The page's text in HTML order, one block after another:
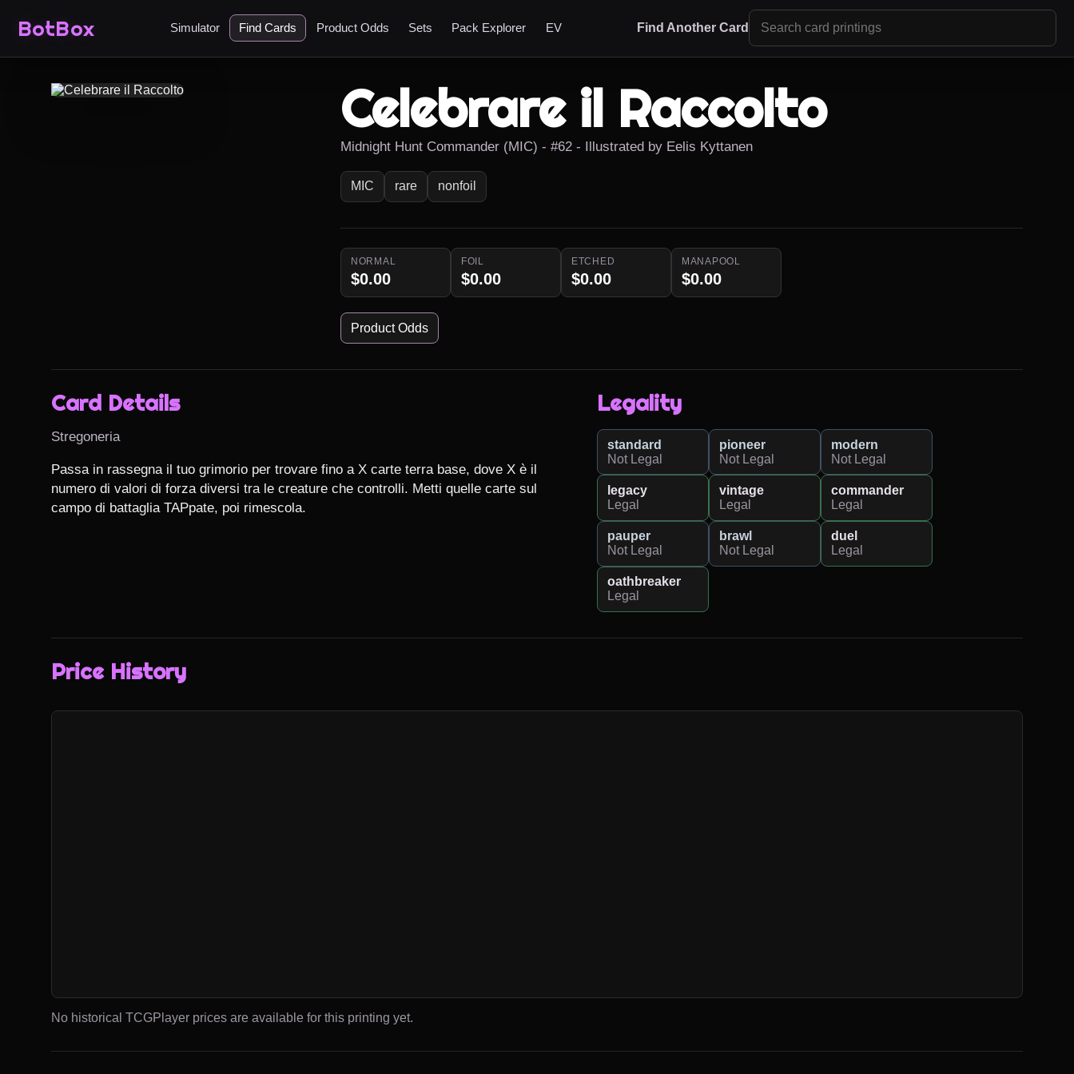
BotBox Simulator Find Cards Product Odds Sets Pack Explorer EV Find Another Card
Celebrare il Raccolto
Midnight Hunt Commander (MIC) - #62 - Illustrated by Eelis Kyttanen
MIC rare nonfoil
NORMAL
$0.00
FOIL
$0.00
ETCHED
$0.00
MANAPOOL
$0.00
Product Odds
Card Details
Stregoneria
Passa in rassegna il tuo grimorio per trovare fino a X carte terra base, dove X è il
numero di valori di forza diversi tra le creature che controlli. Metti quelle carte sul
campo di battaglia TAPpate, poi rimescola.
Legality
standard
Not Legal
pioneer
Not Legal
modern
Not Legal
legacy
Legal
vintage
Legal
commander
Legal
pauper
Not Legal
brawl
Not Legal
duel
Legal
oathbreaker
Legal
Price History
No historical TCGPlayer prices are available for this printing yet.